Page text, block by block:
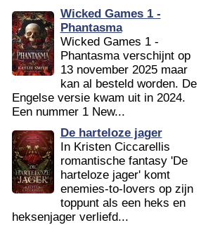
Wicked Games 1 -
Phantasma
Wicked Games 1 -
Phantasma verschijnt op
13 november 2025 maar
kan al besteld worden. De
Engelse versie kwam uit in 2024.
Een nummer 1 New...
De harteloze jager
In Kristen Ciccarellis
romantische fantasy 'De
harteloze jager' komt
enemies-to-lovers op zijn
toppunt als een heks en
heksenjager verliefd...